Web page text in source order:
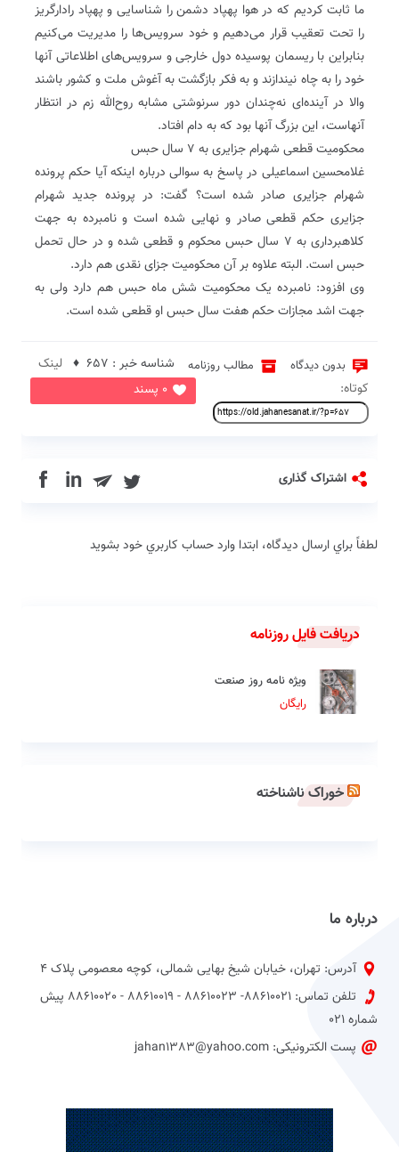
ما ثابت کردیم که در هوا پهپاد دشمن را شناسایی و پهپاد رادارگریز
را تحت تعقیب قرار می‌دهیم و خود سرویس‌ها را مدیریت می‌کنیم‌
بنابراین با ریسمان پوسیده دول خارجی و سرویس‌های اطلاعاتی آنها
خود را به چاه نیندازند و به فکر بازگشت به آغوش ملت و کشور باشند
والا در آینده‌ای نه‌چندان دور سرنوشتی مشابه روح‌الله زم در انتظار
آنهاست، این بزرگ آنها بود که به دام افتاد.
محکومیت قطعی شهرام جزایری به ۷ سال حبس
غلامحسین اسماعیلی در پاسخ به سوالی درباره اینکه آیا حکم پرونده
شهرام جزایری صادر شده است؟ گفت: در پرونده جدید شهرام
جزایری حکم قطعی صادر و نهایی شده است و نامبرده به جهت
کلاهبرداری به ۷ سال حبس محکوم و قطعی شده و در حال تحمل
حبس است. البته علاوه بر آن محکومیت جزای نقدی هم دارد.
وی افزود: نامبرده یک محکومیت شش ماه حبس هم دارد ولی به
جهت اشد مجازات حکم هفت سال حبس او قطعی شده است.
بدون دیدگاه مطالب روزنامه
0 پسند
شناسه خبر : 657 ♦
لینک
کوتاه:
اشتراک گذاری in
لطفاً براي ارسال دیدگاه، ابتدا وارد حساب كاربري خود بشويد
دریافت فایل روزنامه
ویژه نامه روز صنعت
رایگان
خوراک ناشناخته
درباره ما
آدرس: تهران، خیابان شیخ بهایی شمالی، کوچه معصومی پلاک 4
تلفن تماس: 88610021- 88610023 - 88610019 - 88610020 پیش
شماره 021
پست الکترونیکی: jahan1383@yahoo.com